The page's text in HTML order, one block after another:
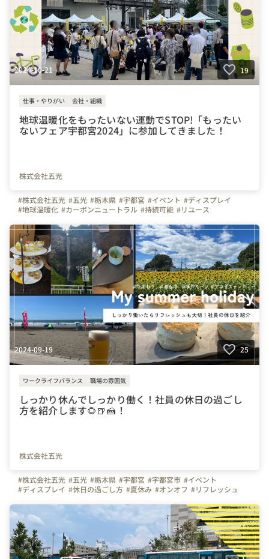
2024-10-21 19
仕事・やりがい 会社・組織
地球温暖化をもったいない運動でSTOP!「もったい
ないフェア宇都宮2024」に参加してきました！
株式会社五光
#株式会社五光 #五光 #栃木県 #宇都宮 #イベント #ディスプレイ
#地球温暖化 #カーボンニュートラル #持続可能 #リユース
2024-09-19 25
ワークライフバランス 職場の雰囲気
しっかり休んでしっかり働く！社員の休日の過ごし
方を紹介します🌻🍺🍰！
株式会社五光
#株式会社五光 #五光 #栃木県 #宇都宮 #宇都宮市 #イベント
#ディスプレイ #休日の過ごし方 #夏休み #オンオフ #リフレッシュ